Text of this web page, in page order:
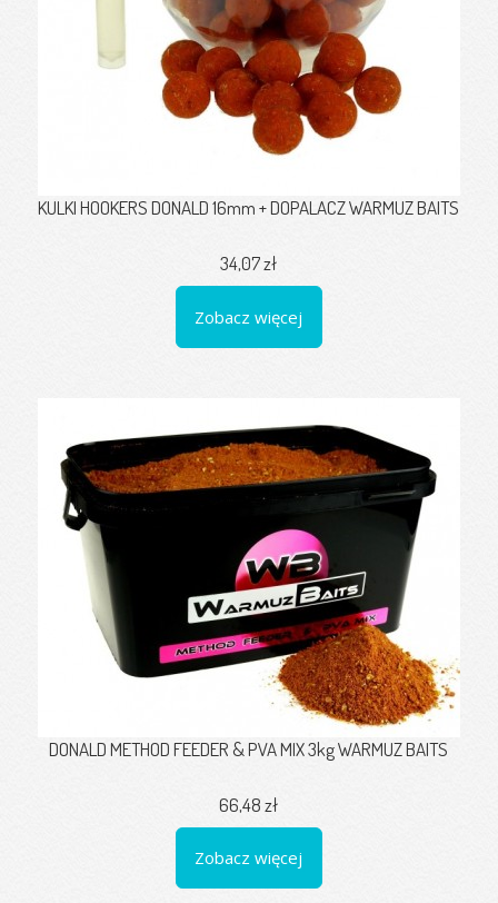
KULKI HOOKERS DONALD 16mm + DOPALACZ WARMUZ BAITS
34,07 zł
Zobacz więcej
DONALD METHOD FEEDER & PVA MIX 3kg WARMUZ BAITS
66,48 zł
Zobacz więcej